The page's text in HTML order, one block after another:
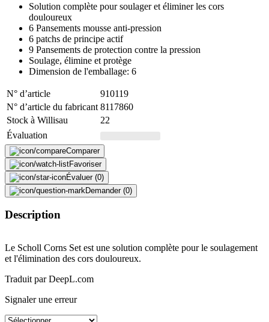
Solution complète pour soulager et éliminer les cors
douloureux
6 Pansements mousse anti-pression
6 patchs de principe actif
9 Pansements de protection contre la pression
Soulage, élimine et protège
Dimension de l'emballage: 6
N° d’article
910119
N° d’article du fabricant 8117860
Stock à Willisau
22
Évaluation
Comparer
Favoriser
Évaluer (0)
Demander (0)
Description
Le Scholl Corns Set est une solution complète pour le soulagement
et l'élimination des cors douloureux.
Traduit par DeepL.com
Signaler une erreur